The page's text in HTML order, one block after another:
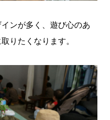
ンが多く、遊び心のあ
りたくなります。